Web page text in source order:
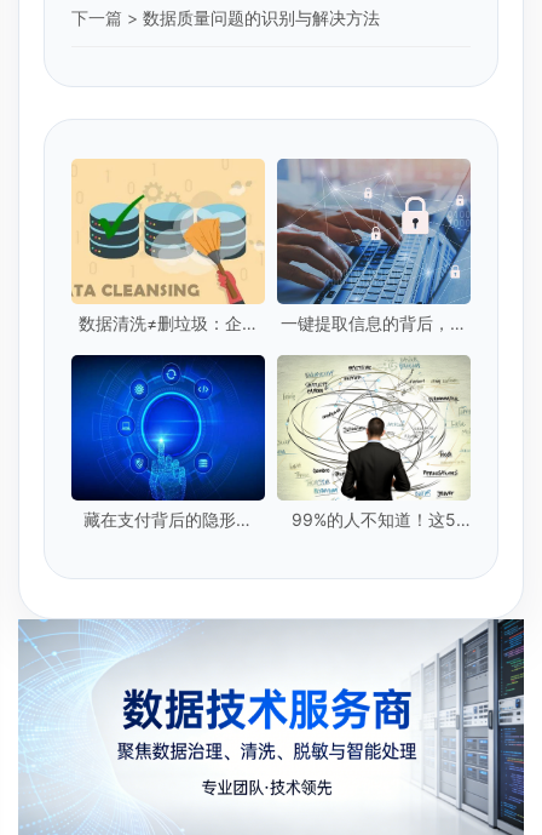
下一篇 > 数据质量问题的识别与解决方法
数据清洗≠删垃圾：企业
准是什么？
一键提取信息的背后，你
藏在支付背后的隐形卫
99%的人不知道！这5